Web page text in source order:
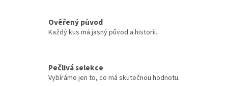
Ověřený původ
Každý kus má jasný původ a historii.
Pečlivá selekce
Vybíráme jen to, co má skutečnou hodnotu.